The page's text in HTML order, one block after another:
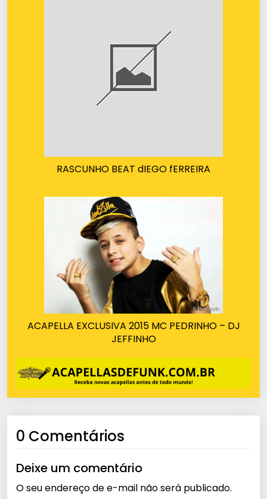
RASCUNHO BEAT dIEGO fERREIRA
ACAPELLA EXCLUSIVA 2015 MC PEDRINHO – DJ
JEFFINHO
0 Comentários
Deixe um comentário
O seu endereço de e-mail não será publicado.